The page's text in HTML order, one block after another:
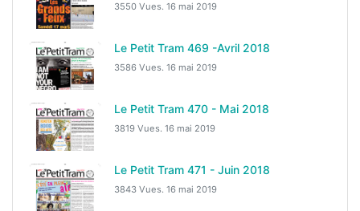
3550 Vues. 16 mai 2019
Le Petit Tram 469 -Avril 2018
3586 Vues. 16 mai 2019
Le Petit Tram 470 - Mai 2018
3819 Vues. 16 mai 2019
Le Petit Tram 471 - Juin 2018
3843 Vues. 16 mai 2019